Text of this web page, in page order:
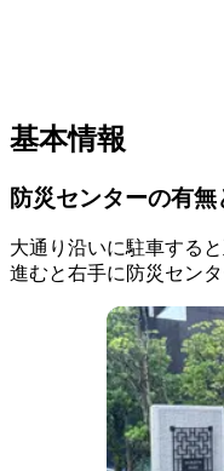
基本情報
防災センターの有無
大通り沿いに駐車する
進むと右手に防災センタ